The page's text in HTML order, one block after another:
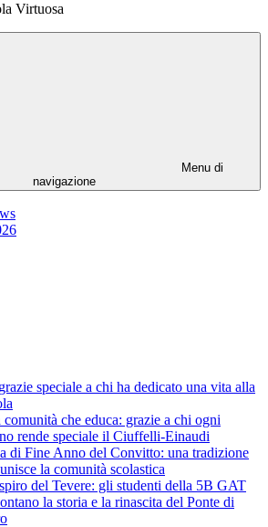
Virtuosa
Menu di
navigazione
speciale a chi ha dedicato una vita alla
comunità che educa: grazie a chi ogni
rende speciale il Ciuffelli-Einaudi
di Fine Anno del Convitto: una tradizione
la comunità scolastica
del Tevere: gli studenti della 5B GAT
la storia e la rinascita del Ponte di